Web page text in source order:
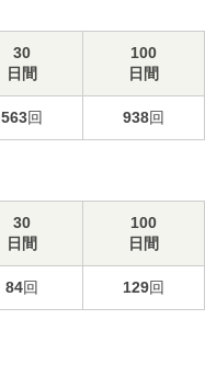
30
日間
100
日間
563回 938回
30
日間
100
日間
84回 129回